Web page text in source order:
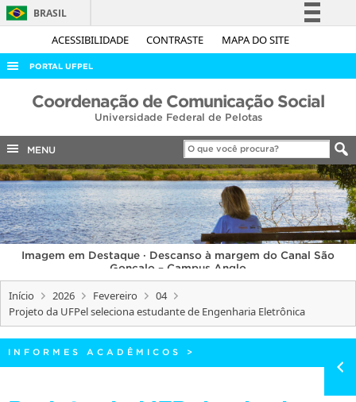
ACESSIBILIDADE CONTRASTE MAPA DO SITE
BRASIL
Simplifique!
Acesso à informação
Legislação
Canais
PORTAL UFPEL
ACESSO À INFORMAÇÃO
COBALTO
CONCURSOS
EDITAIS
INTERNACIONAL
OUVIDORIA
PORTARIAS
TELEFONES
Coordenação de Comunicação Social
Universidade Federal de Pelotas
MENU
Imagem em Destaque · Descanso à margem do Canal São
Gonçalo – Campus Anglo
Início 2026 Fevereiro
04
Projeto da UFPel seleciona estudante de Engenharia Eletrônica
INFORMES ACADÊMICOS >